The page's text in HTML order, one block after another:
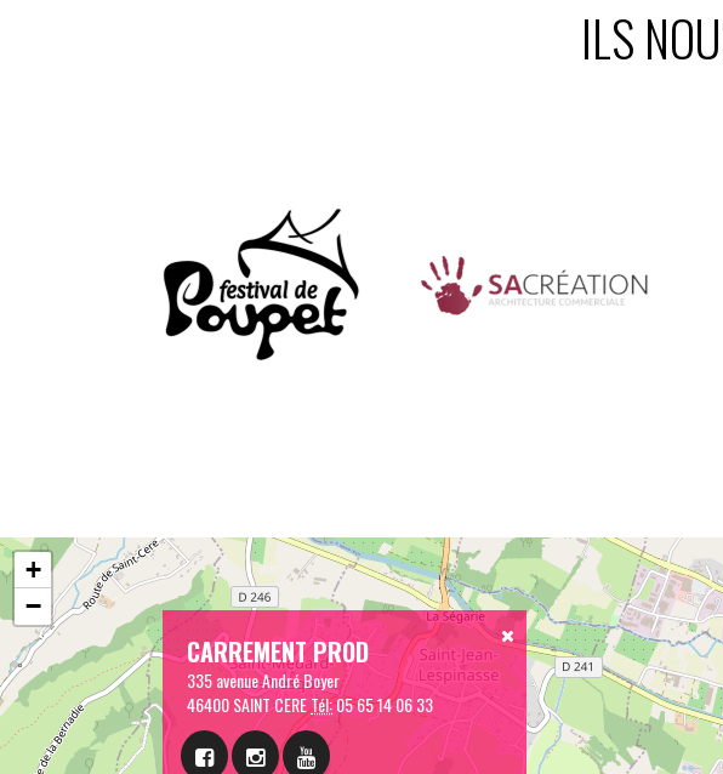
ILS
CARREMENT PROD
335 avenue André Boyer
46400 SAINT CERETél:05 65 14 06 33
+
−